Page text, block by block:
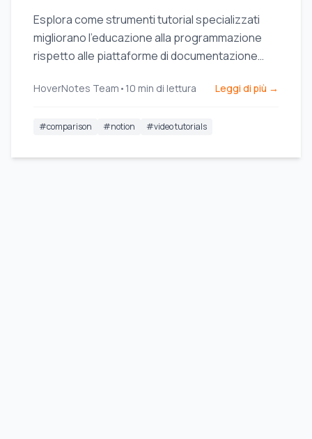
Esplora come strumenti tutorial specializzati
migliorano l'educazione alla programmazione
rispetto alle piattaforme di documentazione
degli sviluppatori.
HoverNotes Team • 10 min di lettura Leggi di più →
#comparison #notion #video tutorials